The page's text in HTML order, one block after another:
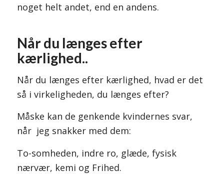
noget helt andet, end en andens.
Når du længes efter
kærlighed..
Når du længes efter kærlighed, hvad er det
så i virkeligheden, du længes efter?
Måske kan de genkende kvindernes svar,
når jeg snakker med dem:
To-somheden, indre ro, glæde, fysisk
nærvær, kemi og Frihed.